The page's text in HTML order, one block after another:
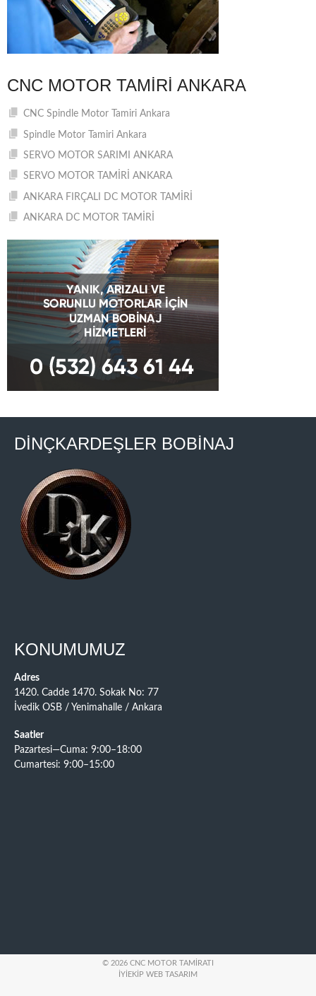
CNC MOTOR TAMIRI ANKARA
CNC Spindle Motor Tamiri Ankara
Spindle Motor Tamiri Ankara
SERVO MOTOR SARIMI ANKARA
SERVO MOTOR TAMİRİ ANKARA
ANKARA FIRÇALI DC MOTOR TAMİRİ
ANKARA DC MOTOR TAMİRİ
DİNÇKARDEŞLER BOBİNAJ
KONUMUMUZ
Adres
1420. Cadde 1470. Sokak No: 77
İvedik OSB / Yenimahalle / Ankara
Saatler
Pazartesi—Cuma: 9:00–18:00
Cumartesi: 9:00–15:00
© 2026 CNC MOTOR TAMIRATI
İYIEKIP WEB TASARIM